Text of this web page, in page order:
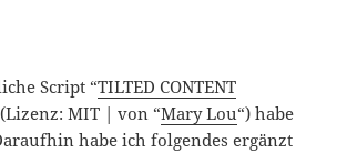
Script “TILTED CONTENT
MIT | von “Mary Lou“) habe
habe ich folgendes ergänzt